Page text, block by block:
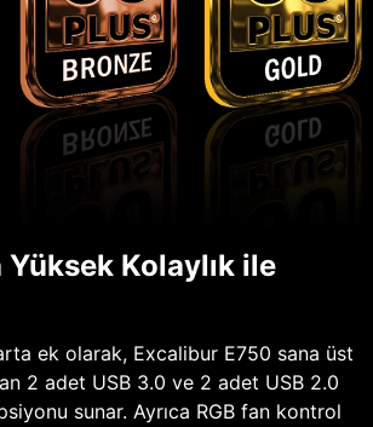
Yüksek Kolaylık ile
ek olarak, Excalibur E750 sana üst
2 adet USB 3.0 ve 2 adet USB 2.0
sunar. Ayrıca RGB fan kontrol